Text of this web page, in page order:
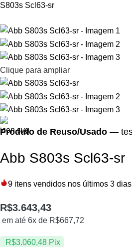
S803s Scl63-sr
Clique para ampliar
Produto de Reuso/Usado —
Abb S803s Scl63-sr
9 itens vendidos nos últimos 3 dias
R$3.643,43
em até 6x de R$667,72
R$3.060,48 Pix